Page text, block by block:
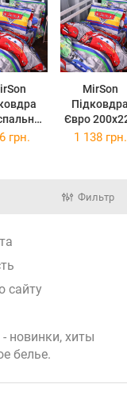
см
MirSon
Євро
см Kids
Gray Бязь
грн. 1 138 грн.
Фильтр
сайту
новинки, хиты
белье.